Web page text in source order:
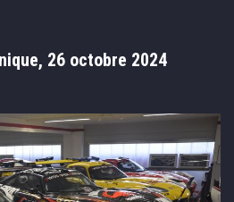
26 octobre 2024